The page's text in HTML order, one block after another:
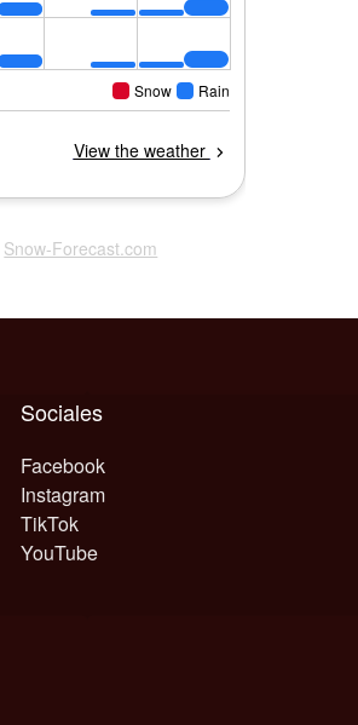
Snow-Forecast.com
Sociales
Facebook
Instagram
TikTok
YouTube